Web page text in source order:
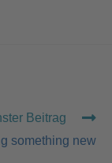
Beitrag
something new